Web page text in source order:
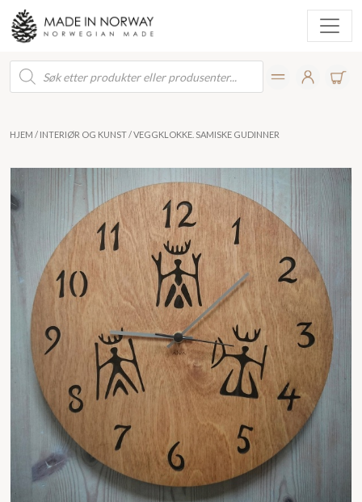
Products
search
HJEM / INTERIØR OG KUNST/ VEGGKLOKKE. SAMISKE GUDINNER